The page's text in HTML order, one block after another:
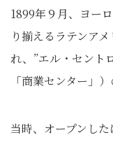
1899年９月、ヨー
り揃えるラテンア
れ、”エル・セント
「商業センター」
当時、オープンし